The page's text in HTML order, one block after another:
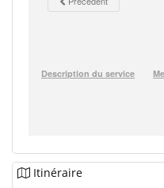
Itinéraire